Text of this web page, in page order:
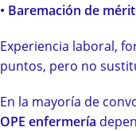
• Baremación de
Experiencia laboral,
puntos, pero no
En la mayoría de
OPE enfermería